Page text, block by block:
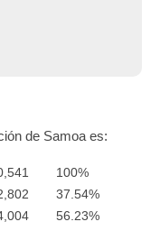
de Samoa es:
100%
37.54%
56.23%